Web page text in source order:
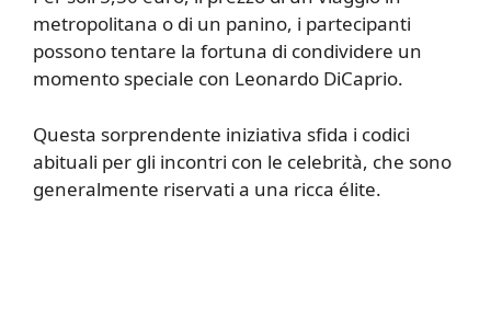
metropolitana o di un panino, i partecipanti
possono tentare la fortuna di condividere un
momento speciale con Leonardo DiCaprio.
Questa sorprendente iniziativa sfida i codici
abituali per gli incontri con le celebrità, che sono
generalmente riservati a una ricca élite.